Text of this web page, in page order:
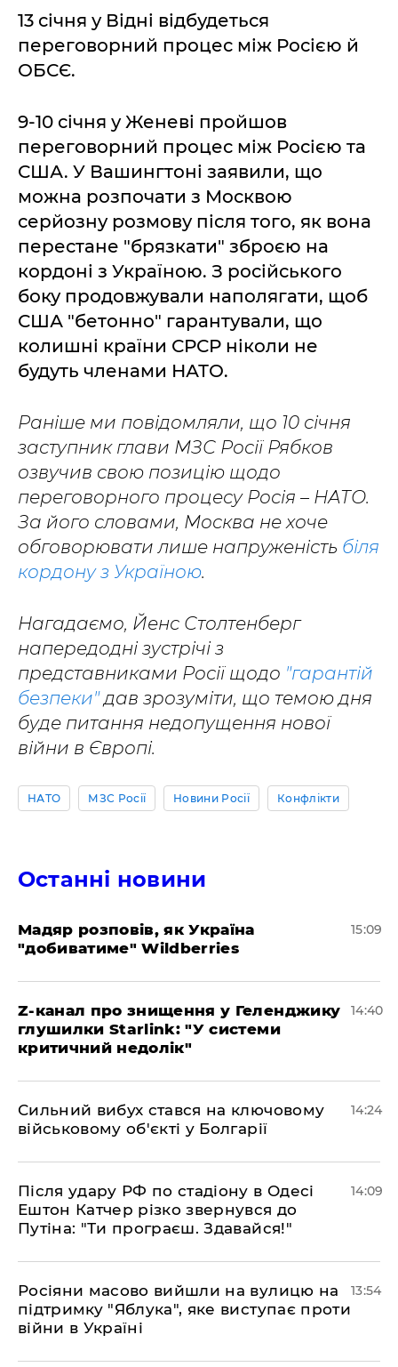
13 січня у Відні відбудеться
переговорний процес між Росією й
ОБСЄ.
9-10 січня у Женеві пройшов
переговорний процес між Росією та
США. У Вашингтоні заявили, що
можна розпочати з Москвою
серйозну розмову після того, як вона
перестане "брязкати" зброєю на
кордоні з Україною. З російського
боку продовжували наполягати, щоб
США "бетонно" гарантували, що
колишні країни СРСР ніколи не
будуть членами НАТО.
Раніше ми повідомляли, що 10 січня
заступник глави МЗС Росії Рябков
озвучив свою позицію щодо
переговорного процесу Росія – НАТО.
За його словами, Москва не хоче
обговорювати лише напруженість біля
кордону з Україною.
Нагадаємо, Йенс Столтенберг
напередодні зустрічі з
представниками Росії щодо "гарантій
безпеки"дав зрозуміти, що темою дня
буде питання недопущення нової
війни в Європі.
НАТО МЗС Росії Новини Росії Конфлікти
Останні новини
Мадяр розповів, як Україна
"добиватиме" Wildberries
15:09
Z-канал про знищення у Геленджику
глушилки Starlink: "У системи
критичний недолік"
14:40
Сильний вибух стався на ключовому
військовому об'єкті у Болгарії
14:24
Після удару РФ по стадіону в Одесі
Ештон Катчер різко звернувся до
Путіна: "Ти програєш. Здавайся!"
14:09
Росіяни масово вийшли на вулицю на
підтримку "Яблука", яке виступає проти
війни в Україні
13:54